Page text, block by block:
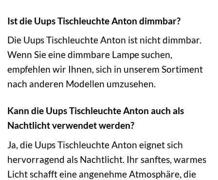
Ist die Uups Tischleuchte Anton dimmbar?
Die Uups Tischleuchte Anton ist nicht dimmbar.
Wenn Sie eine dimmbare Lampe suchen,
empfehlen wir Ihnen, sich in unserem Sortiment
nach anderen Modellen umzusehen.
Kann die Uups Tischleuchte Anton auch als
Nachtlicht verwendet werden?
Ja, die Uups Tischleuchte Anton eignet sich
hervorragend als Nachtlicht. Ihr sanftes, warmes
Licht schafft eine angenehme Atmosphäre, die